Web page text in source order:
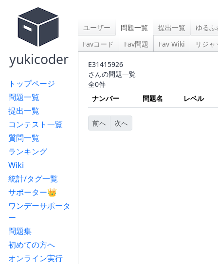
yukicoder
トップページ
問題一覧
提出一覧
コンテスト一覧
質問一覧
ランキング
Wiki
統計/タグ一覧
サポーター👑
ワンデーサポータ
ー
問題集
初めての方へ
オンライン実行
ユーザー 問題一覧 提出一覧
ゆる
Favコード
Fav問題 Fav Wiki リジ
E31415926
さんの問題一覧
全0件
ナンバー
問題名 レベル
前へ 次へ